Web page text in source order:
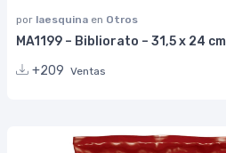
por laesquina en Otros
MA1199 – Bibliorato – 31,5 x 24 cm
+209 Ventas